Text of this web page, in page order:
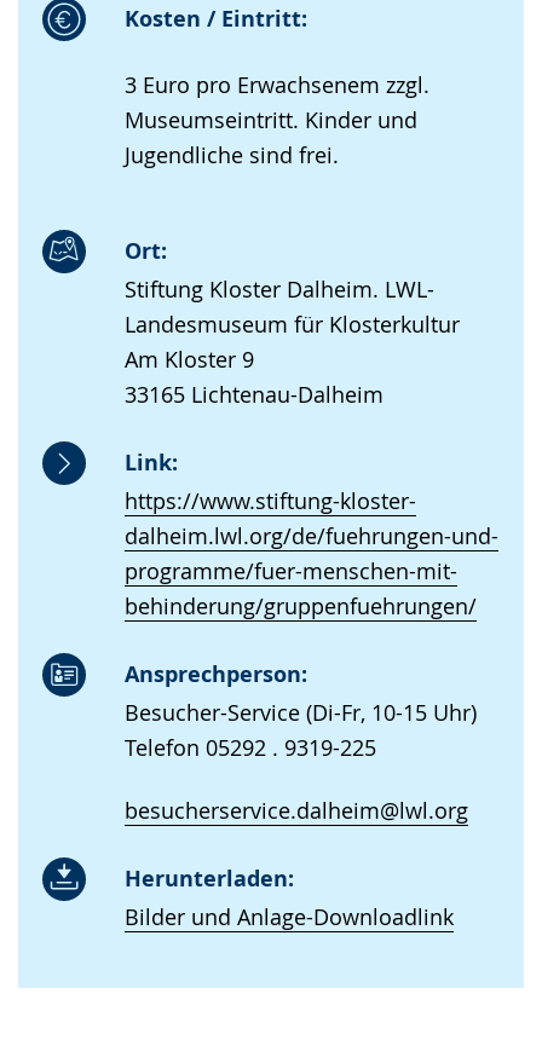
Kosten / Eintritt:
3 Euro pro Erwachsenem zzgl.
Museumseintritt. Kinder und
Jugendliche sind frei.
Ort:
Stiftung Kloster Dalheim. LWL-
Landesmuseum für Klosterkultur
Am Kloster 9
33165 Lichtenau-Dalheim
Link:
https://www.stiftung-kloster-
dalheim.lwl.org/de/fuehrungen-und-
programme/fuer-menschen-mit-
behinderung/gruppenfuehrungen/
Ansprechperson:
Besucher-Service (Di-Fr, 10-15 Uhr)
Telefon 05292 . 9319-225
besucherservice.dalheim@lwl.org
Herunterladen:
Bilder und Anlage-Downloadlink